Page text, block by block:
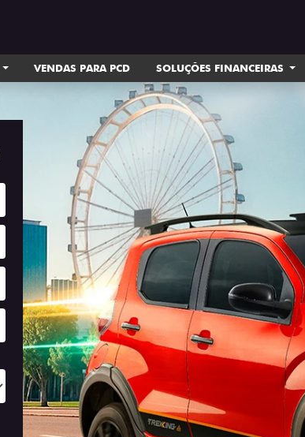
VENDAS PARA PCD SOLUÇÕES FINANCEIRAS